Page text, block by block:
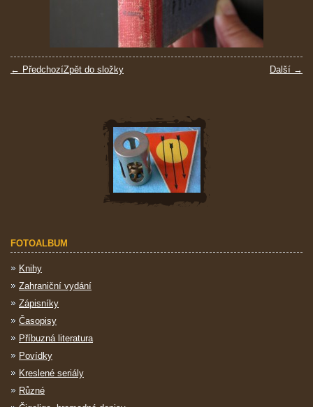
← Předchozí Další →
Zpět do složky
FOTOALBUM
Knihy
Zahraniční vydání
Zápisníky
Časopisy
Příbuzná literatura
Povídky
Kreslené seriály
Různé